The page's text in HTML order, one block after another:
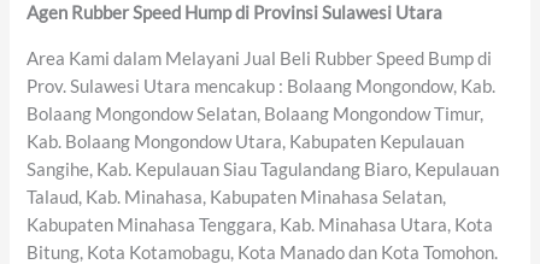
Agen Rubber Speed Hump di Provinsi Sulawesi Utara
Area Kami dalam Melayani Jual Beli Rubber Speed Bump di
Prov. Sulawesi Utara mencakup : Bolaang Mongondow, Kab.
Bolaang Mongondow Selatan, Bolaang Mongondow Timur,
Kab. Bolaang Mongondow Utara, Kabupaten Kepulauan
Sangihe, Kab. Kepulauan Siau Tagulandang Biaro, Kepulauan
Talaud, Kab. Minahasa, Kabupaten Minahasa Selatan,
Kabupaten Minahasa Tenggara, Kab. Minahasa Utara, Kota
Bitung, Kota Kotamobagu, Kota Manado dan Kota Tomohon.